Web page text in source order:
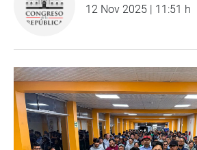
12 Nov 2025 | 11:51 h